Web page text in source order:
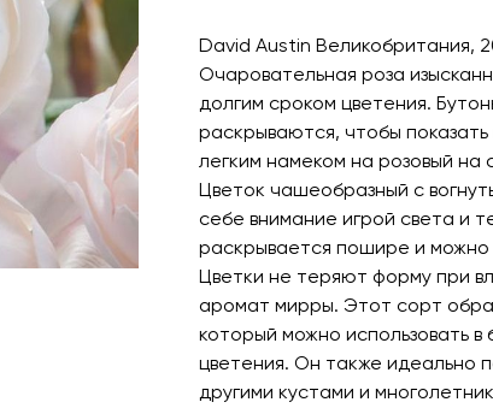
David Austin Великобритания,
Очаровательная роза
долгим сроком цветения.
раскрываются, чтобы
легким намеком на розовый
Цветок чашеобразный с
себе внимание игрой света и
раскрывается пошире и можно
Цветки не теряют форму при
аромат мирры. Этот сорт
который можно использовать
цветения. Он также идеально
другими кустами и